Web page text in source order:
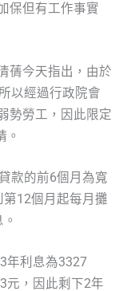
保但有工作事實
蒨今天指出，由於
以經過行政院會
勢勞工，因此限定
。
款的前6個月為寬
12個月起每月攤
年利息為3327
元，因此剩下2年